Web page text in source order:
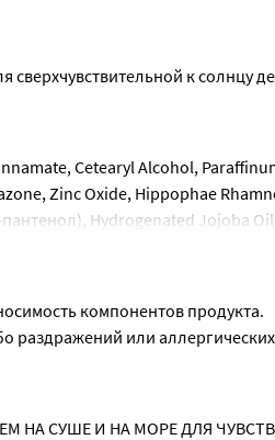
к солнцу
Cetearyl Alcohol,
Zinc Oxide, Hippophae
Hydrogenated Jojoba
Propylparaben, DMDM Hydantoin.
компонентов продукта.
раздражений или
КРЕМ НА СУШЕ И НА МОРЕ ДЛЯ